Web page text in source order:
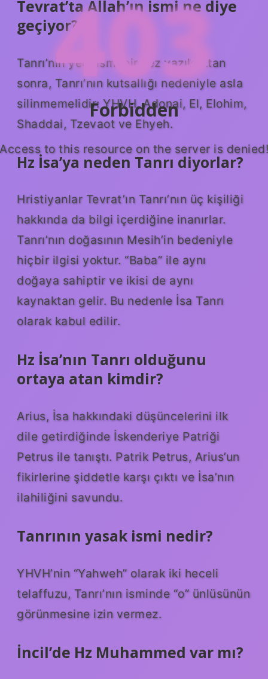
Tevrat’ta Allah’ın ismi ne diye
geçiyor?
Tanrı’nın yedi ismi bir kez yazıldıktan
sonra, Tanrı’nın kutsallığı nedeniyle asla
silinmemelidir: YHVH, Adonai, El, Elohim,
Shaddai, Tzevaot ve Ehyeh.
Hz İsa’ya neden Tanrı diyorlar?
Hristiyanlar Tevrat’ın Tanrı’nın üç kişiliği
hakkında da bilgi içerdiğine inanırlar.
Tanrı’nın doğasının Mesih’in bedeniyle
hiçbir ilgisi yoktur. “Baba” ile aynı
doğaya sahiptir ve ikisi de aynı
kaynaktan gelir. Bu nedenle İsa Tanrı
olarak kabul edilir.
Hz İsa’nın Tanrı olduğunu
ortaya atan kimdir?
Arius, İsa hakkındaki düşüncelerini ilk
dile getirdiğinde İskenderiye Patriği
Petrus ile tanıştı. Patrik Petrus, Arius’un
fikirlerine şiddetle karşı çıktı ve İsa’nın
ilahiliğini savundu.
Tanrının yasak ismi nedir?
YHVH’nin “Yahweh” olarak iki heceli
telaffuzu, Tanrı’nın isminde “o” ünlüsünün
görünmesine izin vermez.
İncil’de Hz Muhammed var mı?
403
Forbidden
Access to this resource on the server is denied!